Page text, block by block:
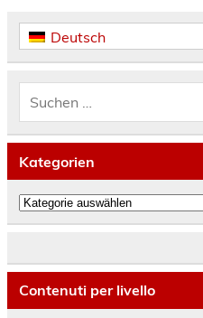
Deutsch
Kategorien
Kategorien
Contenuti per livello